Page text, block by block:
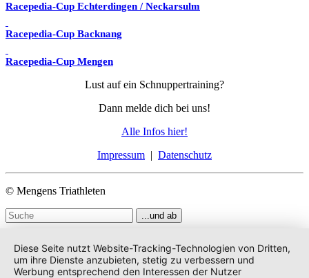
Racepedia-Cup Echterdingen / Neckarsulm
Racepedia-Cup Backnang
Racepedia-Cup Mengen
Lust auf ein Schnuppertraining?
Dann melde dich bei uns!
Alle Infos hier!
Impressum | Datenschutz
© Mengens Triathleten
Diese Seite nutzt Website-Tracking-Technologien von Dritten,
um ihre Dienste anzubieten, stetig zu verbessern und
Werbung entsprechend den Interessen der Nutzer